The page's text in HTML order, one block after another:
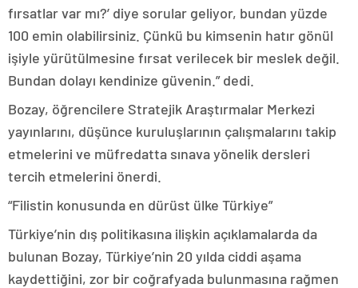
fırsatlar var mı?’ diye sorular geliyor, bundan yüzde
100 emin olabilirsiniz. Çünkü bu kimsenin hatır gönül
işiyle yürütülmesine fırsat verilecek bir meslek değil.
Bundan dolayı kendinize güvenin.” dedi.
Bozay, öğrencilere Stratejik Araştırmalar Merkezi
yayınlarını, düşünce kuruluşlarının çalışmalarını takip
etmelerini ve müfredatta sınava yönelik dersleri
tercih etmelerini önerdi.
“Filistin konusunda en dürüst ülke Türkiye”
Türkiye’nin dış politikasına ilişkin açıklamalarda da
bulunan Bozay, Türkiye’nin 20 yılda ciddi aşama
kaydettiğini, zor bir coğrafyada bulunmasına rağmen